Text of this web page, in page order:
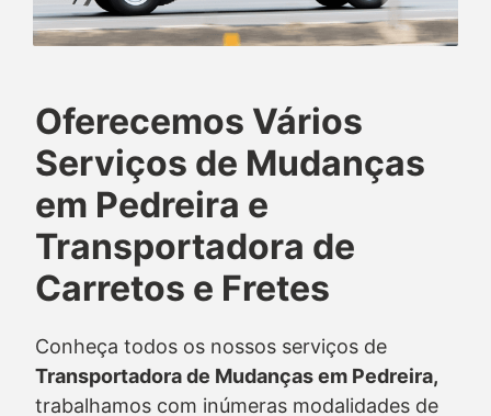
Oferecemos Vários
Serviços de Mudanças
em Pedreira e
Transportadora de
Carretos e Fretes
Conheça todos os nossos serviços de
Transportadora de Mudanças em Pedreira,
trabalhamos com inúmeras modalidades de